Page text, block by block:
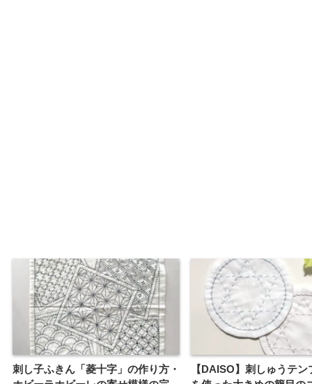
刺し子ふきん「菱十字」の作り方・
【DAISO】刺しゅうテン